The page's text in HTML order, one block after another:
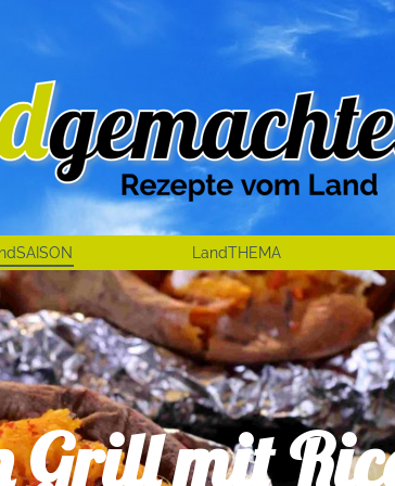
LandTHEMA
Grill mit